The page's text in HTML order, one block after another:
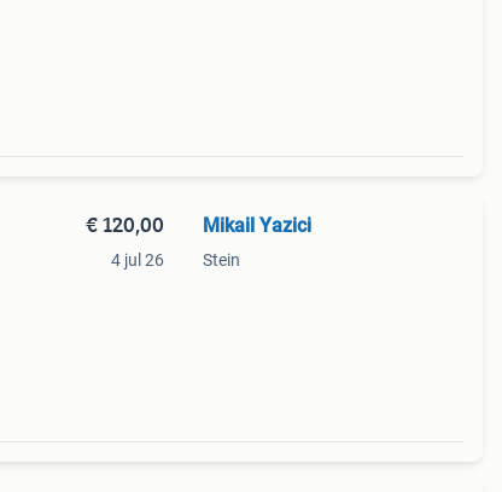
€ 120,00
4 jul 26
Mikail Yazici
Stein